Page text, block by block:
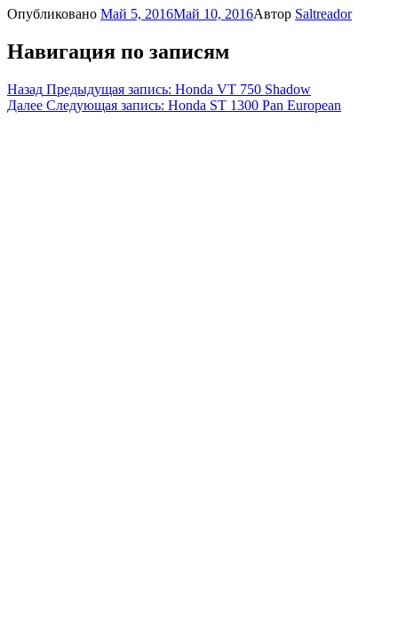
Опубликовано Май 5, 2016Май 10, 2016Автор Saltreador
Навигация по записям
Назад Предыдущая запись: Honda VT 750 Shadow
Далее Следующая запись: Honda ST 1300 Pan European